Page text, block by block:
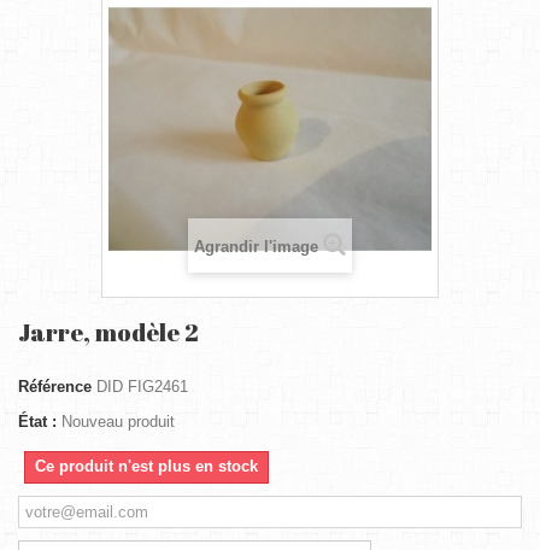
Agrandir l'image
Jarre, modèle 2
Référence DID FIG2461
État : Nouveau produit
Ce produit n'est plus en stock